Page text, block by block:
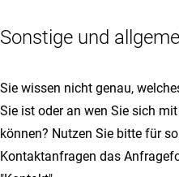
Sonstige und
Sie wissen nicht genau,
Sie ist oder an wen Sie sich
können? Nutzen Sie bitte für
Kontaktanfragen das